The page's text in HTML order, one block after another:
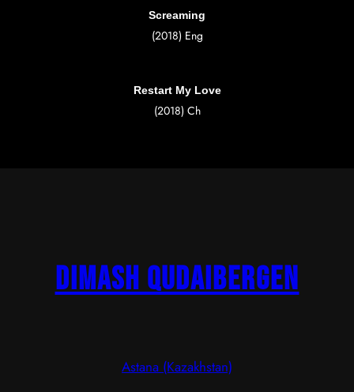
Screaming
(2018) Eng
Restart My Love
(2018) Ch
Dimash Qudaibergen
Astana (Kazakhstan)